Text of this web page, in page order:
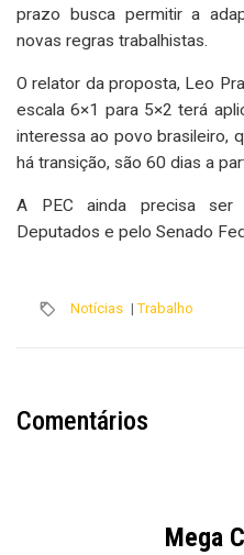
prazo busca permitir a
novas regras trabalhistas.
O relator da proposta, Leo
escala 6×1 para 5×2 terá
interessa ao povo brasileiro,
há transição, são 60 dias a
A PEC ainda precisa ser
Deputados e pelo Senado
Notícias |Trabalho
Comentários
Mega